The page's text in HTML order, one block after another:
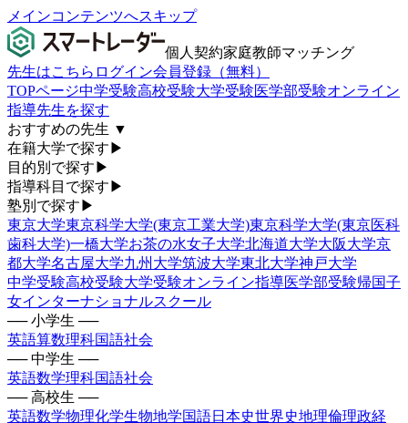
メインコンテンツへスキップ
個人契約家庭教師マッチング
先生はこちら ログイン会員登録（無料）
TOPページ中学受験高校受験大学受験医学部受験オンライン
指導先生を探す
おすすめの先生 ▼
在籍大学で探す ▶
目的別で探す ▶
指導科目で探す ▶
塾別で探す ▶
東京大学東京科学大学(東京工業大学)東京科学大学(東京医科
歯科大学)一橋大学お茶の水女子大学北海道大学大阪大学京
都大学名古屋大学九州大学筑波大学東北大学神戸大学
中学受験高校受験大学受験オンライン指導医学部受験帰国子
女インターナショナルスクール
── 小学生 ──
英語算数理科国語社会
── 中学生 ──
英語数学理科国語社会
── 高校生 ──
英語数学物理化学生物地学国語日本史世界史地理倫理政経